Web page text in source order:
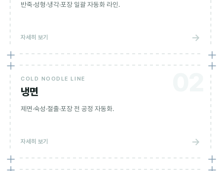
반죽·성형·냉각·포장 일괄 자동화 라인.
자세히 보기 →
COLD NOODLE LINE
냉면
제면·숙성·절출·포장 전 공정 자동화.
자세히 보기 →